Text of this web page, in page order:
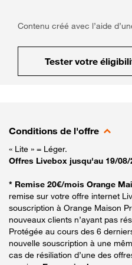
Contenu créé avec l’aide
Tester votre
Conditions de l'offre
« Lite » = Léger.
Offres Livebox jusqu'au 19/08/
* Remise 20€/mois Orange
remise sur votre offre internet
souscription à Orange Maison
nouveaux clients n’ayant pas
Protégée au cours des 6
nouvelle souscription à une
cas de résiliation d’une des